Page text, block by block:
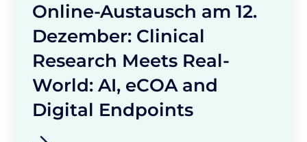
Online-Austausch am 12.
Dezember: Clinical
Research Meets Real-
World: AI, eCOA and
Digital Endpoints